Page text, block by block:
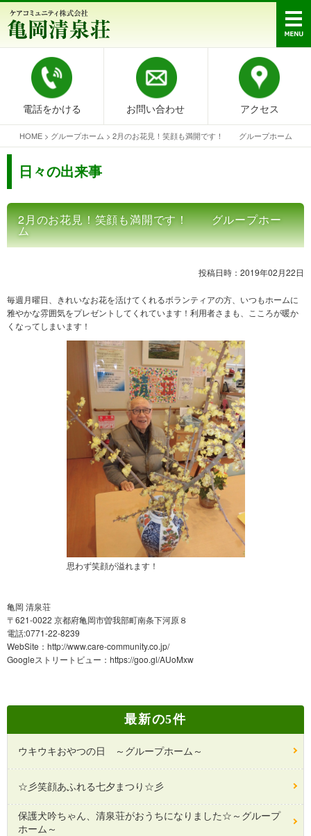
電話をかける お問い合わせ アクセス
HOME> グループホーム > 2月のお花見！笑顔も満開です！ グループホーム
日々の出来事
2月のお花見！笑顔も満開です！ グループホー
ム
投稿日時：2019年02月22日
毎週月曜日、きれいなお花を活けてくれるボランティアの方、いつもホームに
雅やかな雰囲気をプレゼントしてくれています！利用者さまも、こころが暖か
くなってしまいます！
思わず笑顔が溢れます！
亀岡 清泉荘
〒621-0022 京都府亀岡市曽我部町南条下河原８
電話:0771-22-8239
WebSite： http://www.care-community.co.jp/
Googleストリートビュー： https://goo.gl/AUoMxw
最新の5件
ウキウキおやつの日 ～グループホーム～
☆彡笑顔あふれる七夕まつり☆彡
保護犬吟ちゃん、清泉荘がおうちになりました☆～グループ
ホーム～